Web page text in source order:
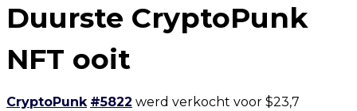
Duurste CryptoPunk
NFT ooit
CryptoPunk #5822 werd verkocht voor $23,7